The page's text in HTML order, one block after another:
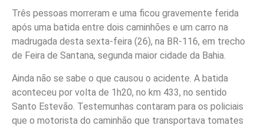
Três pessoas morreram e uma ficou gravemente ferida
após uma batida entre dois caminhões e um carro na
madrugada desta sexta-feira (26), na BR-116, em trecho
de Feira de Santana, segunda maior cidade da Bahia.
Ainda não se sabe o que causou o acidente. A batida
aconteceu por volta de 1h20, no km 433, no sentido
Santo Estevão. Testemunhas contaram para os policiais
que o motorista do caminhão que transportava tomates